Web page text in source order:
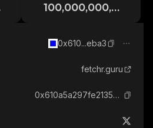
100,000,000,00
0x610...eba3
fetchr.guru
0x610a5a297fe2135289b8565ef645de2a7c00eba3_base